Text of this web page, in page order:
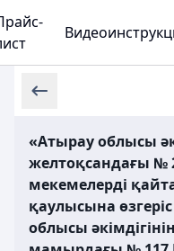
«Атырау облысы
желтоқсандағы №
мекемелерді
қаулысына
облысы